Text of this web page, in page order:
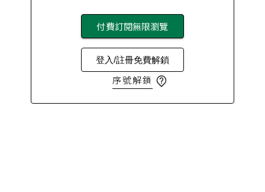
付費訂閱無限瀏覽
登入/註冊免費解鎖
序號解鎖